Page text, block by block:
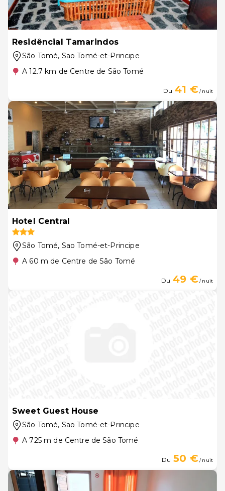
Residêncial Tamarindos
São Tomé, Sao Tomé-et-Principe
A 12.7 km de Centre de São Tomé
Du 41 €/ nuit
Hotel Central
São Tomé, Sao Tomé-et-Principe
A 60 m de Centre de São Tomé
Du 49 €/ nuit
Sweet Guest House
São Tomé, Sao Tomé-et-Principe
A 725 m de Centre de São Tomé
Du 50 €/ nuit